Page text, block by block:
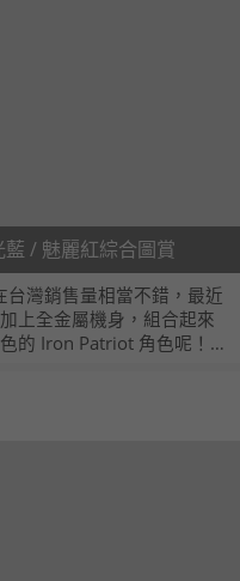
/ 魅麗紅綜合圖賞
台灣銷售量相當不錯，最近
上全金屬機身，組合起來
的 Iron Patriot 角色呢！而